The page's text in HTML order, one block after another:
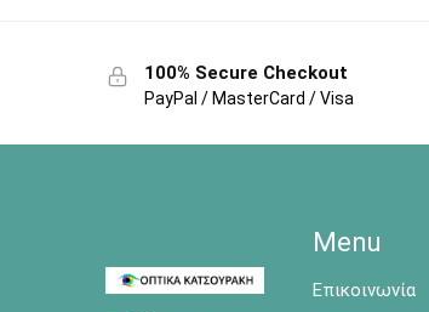
100% Secure Checkout
PayPal / MasterCard / Visa
Menu
Επικοινωνία